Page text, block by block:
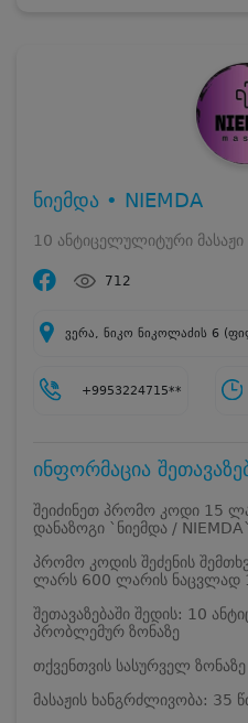
ნიემდა • NIEMDA
10 ანტიცელულიტური
712
ვერა, ნიკო ნიკოლაძის 6
+9953224715**
ინფორმაცია
შეიძინეთ პრომო კოდი 15
დანაზოგი `ნიემდა /
პრომო კოდის შეძენის
ლარს 600 ლარის ნაცვლად
შეთავაზებაში შედის: 10
პრობლემურ ზონაზე
თქვენთვის სასურველ
მასაჟის ხანგრძლივობა: 35